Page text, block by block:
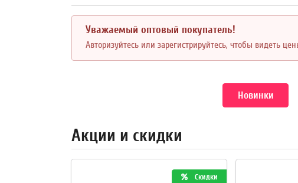
Уважаемый оптовый покупатель!
Авторизуйтесь или зарегистрируйтесь, чтобы видеть
Новинки
Акции и скидки
Скидки